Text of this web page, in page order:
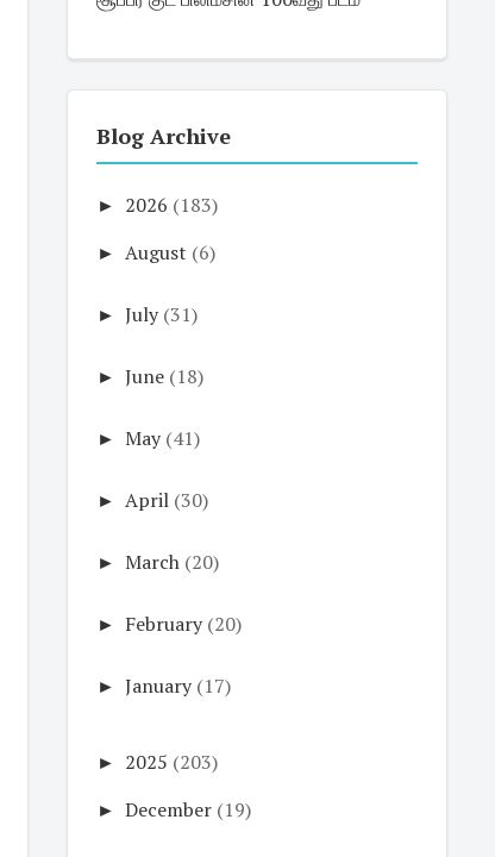
Blog Archive
► 2026 (183)
► August (6)
► July (31)
► June (18)
► May (41)
► April (30)
► March (20)
► February (20)
► January (17)
► 2025 (203)
► December (19)